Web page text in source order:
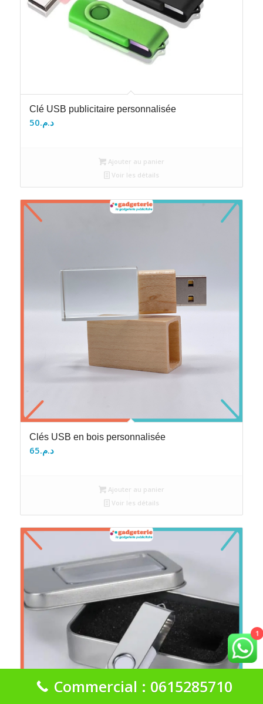
Clé USB publicitaire personnalisée
د.م.50
Ajouter au panier
Voir les détails
Clés USB en bois personnalisée
د.م.65
Ajouter au panier
Voir les détails
1
Commercial : 0615285710